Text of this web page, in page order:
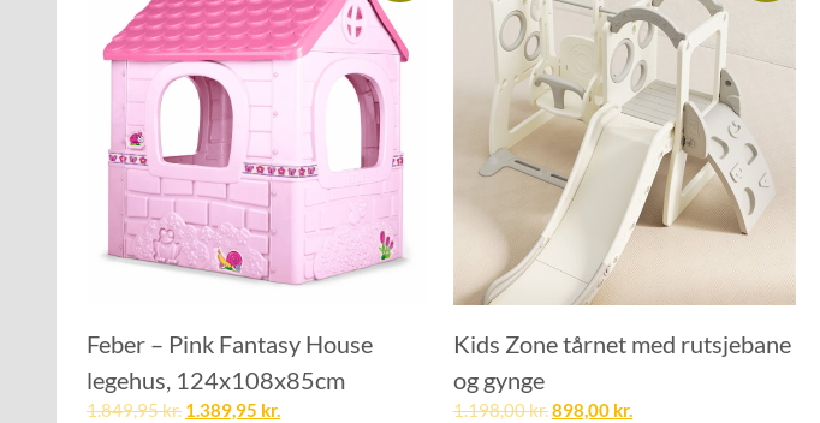
Feber – Pink Fantasy House
legehus, 124x108x85cm
1.849,95kr. 1.389,95 kr.
Kids Zone tårnet med rutsjebane
og gynge
1.198,00kr.898,00 kr.